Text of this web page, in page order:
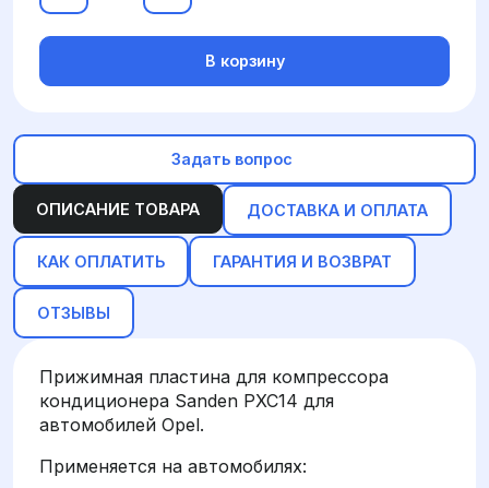
ОПИСАНИЕ ТОВАРА ДОСТАВКА И ОПЛАТА
КАК ОПЛАТИТЬ ГАРАНТИЯ И ВОЗВРАТ
ОТЗЫВЫ
Прижимная пластина для компрессора
кондиционера Sanden PXC14 для
автомобилей Opel.
Применяется на автомобилях:
В корзину
Задать вопрос